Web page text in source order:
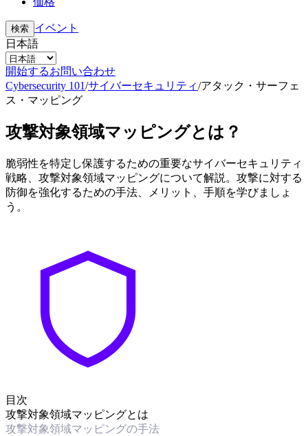
検索 イベント
日本語
開始するお問い合わせ
Cybersecurity 101/サイバーセキュリティ/アタック・サーフェ
ス・マッピング
攻撃対象領域マッピングとは？
脆弱性を特定し保護するための重要なサイバーセキュリティ
戦略、攻撃対象領域マッピングについて解説。攻撃に対する
防御を強化するための手法、メリット、手順を学びましょ
う。
目次
攻撃対象領域マッピングとは
攻撃対象領域マッピングの手法